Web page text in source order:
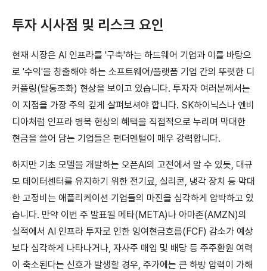
투자 시사점 및 리스크 요인
현재 시장은 AI 인프라를 '구축'하는 하드웨어 기업과 이를 바탕으
로 '수익'을 창출해야 하는 소프트웨어/플랫폼 기업 간의 뚜렷한 디
커플링(탈동조화) 현상을 보이고 있습니다. 투자자 여러분께서는
이 지점을 가장 주의 깊게 살펴보셔야 합니다. SK하이닉스나 엔비
디아처럼 인프라 병목 현상의 혜택을 직접적으로 누리며 막대한
현금을 쓸어 담는 기업들은 펀더멘털이 매우 강력합니다.
하지만 기초 모델을 개발하는 오픈AI의 고전에서 알 수 있듯, 대규
모 데이터센터를 유지하기 위한 전기료, 실리콘, 냉각 장치 등 막대
한 고정비는 애플리케이션 기업들의 마진을 심각하게 압박하고 있
습니다. 만약 이번 주 발표될 메타(META)나 아마존(AMZN)의
실적에서 AI 인프라 투자로 인한 잉여현금흐름(FCF) 감소가 예상
보다 심각하게 나타나거나, 자사주 매입 및 배당 등 주주환원 여력
이 축소된다는 신호가 발생할 경우, 주가에는 큰 하방 압력이 가해